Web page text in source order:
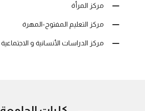
مركز المرأة
مركز التعليم المفتوح-المهرة
مركز الدراسات الأنسانية و الاجتماعية